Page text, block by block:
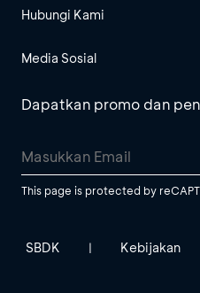
Hubungi Kami
Media Sosial
Dapatkan promo dan
This page is protected by
SBDK | Kebijakan